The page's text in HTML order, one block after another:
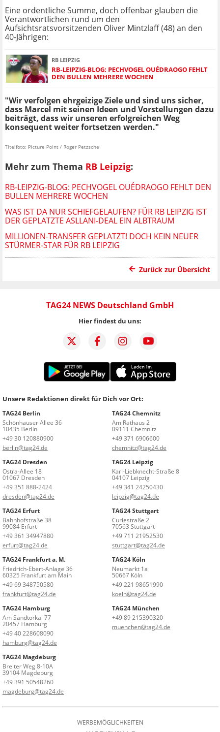
Eine ordentliche Summe, doch offenbar glauben die
Verantwortlichen rund um den
Aufsichtsratsvorsitzenden Oliver Mintzlaff (48) an den
40-Jährigen:
RB LEIPZIG
RB-LEIPZIG-BLOG: PECHVOGEL OUÉDRAOGO FEHLT
DEN BULLEN MEHRERE WOCHEN
"Wir verfolgen ehrgeizige Ziele und sind uns sicher,
dass Marcel mit seinen Ideen und Vorstellungen dazu
beiträgt, dass wir unseren erfolgreichen Weg
konsequent weiter fortsetzen werden."
Titelfoto: Picture Point / Roger Petzsche
Mehr zum Thema RB Leipzig:
RB-LEIPZIG-BLOG: PECHVOGEL OUÉDRAOGO FEHLT DEN
BULLEN MEHRERE WOCHEN
WAS IST DA NUR SCHIEFGELAUFEN? FÜR RB LEIPZIG IST
DER GEPLATZTE ASLLANI-DEAL EIN ALBTRAUM
MILLIONEN-TRANSFER GEPLATZT! DOCH KEIN NEUER
STÜRMER-STAR FÜR RB LEIPZIG
Zurück zur Übersicht
TAG24 NEWS Deutschland GmbH
Hier findest du uns:
Unsere Redaktionen direkt für Dich vor Ort:
TAG24 Berlin
Schönhauser Allee 36
10435 Berlin
+49 30 120880900
berlin@tag24.de
TAG24 Chemnitz
Am Rathaus 2
09111 Chemnitz
+49 371 6906600
chemnitz@tag24.de
TAG24 Dresden
Ostra-Allee 18
01067 Dresden
+49 351 888-2424
dresden@tag24.de
TAG24 Leipzig
Karl-Liebknecht-Straße 8
04107 Leipzig
+49 341 24250430
leipzig@tag24.de
TAG24 Erfurt
Bahnhofstraße 38
99084 Erfurt
+49 361 34947880
erfurt@tag24.de
TAG24 Stuttgart
Curiestraße 2
70563 Stuttgart
+49 711 21952530
stuttgart@tag24.de
TAG24 Frankfurt a. M.
Friedrich-Ebert-Anlage 36
60325 Frankfurt am Main
+49 69 348750580
frankfurt@tag24.de
TAG24 Köln
Neumarkt 1a
50667 Köln
+49 221 98651990
koeln@tag24.de
TAG24 Hamburg
Am Sandtorkai 77
20457 Hamburg
+49 40 228608090
hamburg@tag24.de
TAG24 München
+49 89 215390320
muenchen@tag24.de
TAG24 Magdeburg
Breiter Weg 8-10A
39104 Magdeburg
+49 391 50548260
magdeburg@tag24.de
WERBEMÖGLICHKEITEN